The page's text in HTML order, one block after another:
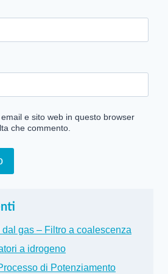
e sito web in questo browser
che commento.
gas – Filtro a coalescenza
a idrogeno
di Potenziamento